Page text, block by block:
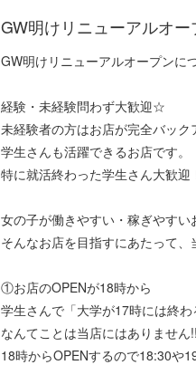
GW明けリニューアルオ
GW明けリニューアルオープンに
経験・未経験問わず大歓迎☆
未経験者の方はお店が完全バック
学生さんも活躍できるお店です。
特に就活終わった学生さん大歓
女の子が働きやすい・稼ぎやすい
そんなお店を目指すにあたって
①お店のOPENが18時から
学生さんで「大学が17時には終
なんてことは当店にはありません!!
18時からOPENするので18:30や